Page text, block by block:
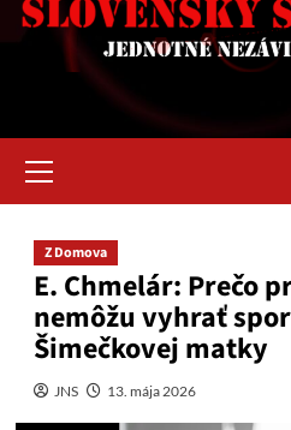
Menu
Z Domova
E. Chmelár: Prečo
nemôžu vyhrať
Šimečkovej matky
JNS 13. mája 2026